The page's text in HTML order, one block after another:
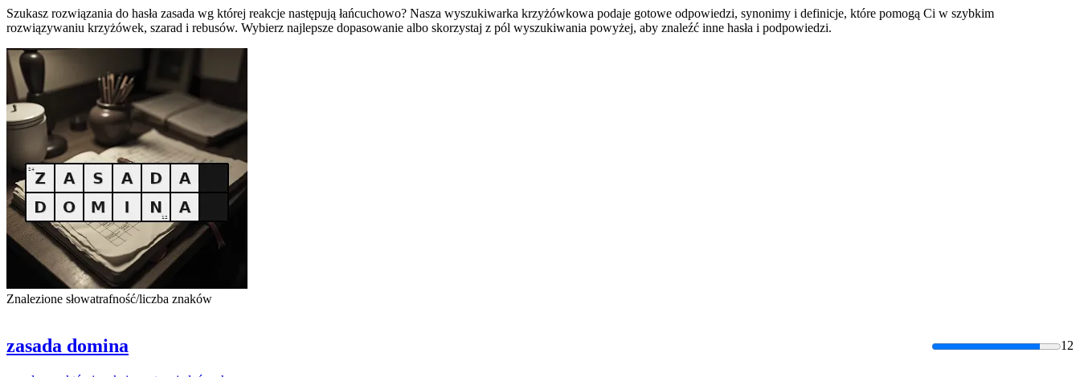
Szukasz rozwiązania do hasła zasada wg której reakcje następują łańcuchowo? Nasza wyszukiwarka krzyżówkowa podaje gotowe odpowiedzi, synonimy i definicje, które pomogą Ci w szybkim
rozwiązywaniu krzyżówek, szarad i rebusów. Wybierz najlepsze dopasowanie albo skorzystaj z pól wyszukiwania powyżej, aby znaleźć inne hasła i podpowiedzi.
Znalezione słowatrafność/liczba znaków
zasada domina 12